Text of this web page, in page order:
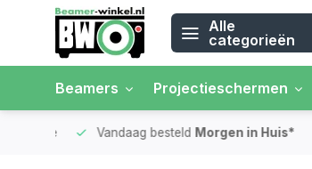
Alle
categorieën
Beamers Projectieschermen
Vandaag besteldMorgen in Huis*